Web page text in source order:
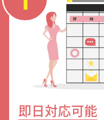
即日対応可能